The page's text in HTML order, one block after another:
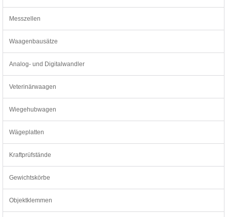
Messzellen
Waagenbausätze
Analog- und Digitalwandler
Veterinärwaagen
Wiegehubwagen
Wägeplatten
Kraftprüfstände
Gewichtskörbe
Objektklemmen